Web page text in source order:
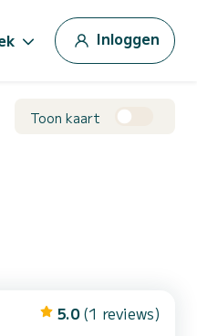
Inloggen
Toon kaart
5.0 (1 reviews)